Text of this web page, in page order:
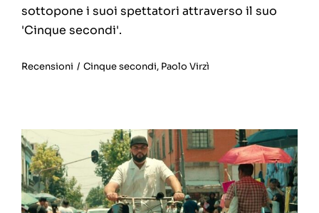
sottopone i suoi spettatori attraverso il suo
'Cinque secondi'.
Recensioni / Cinque secondi, Paolo Virzì